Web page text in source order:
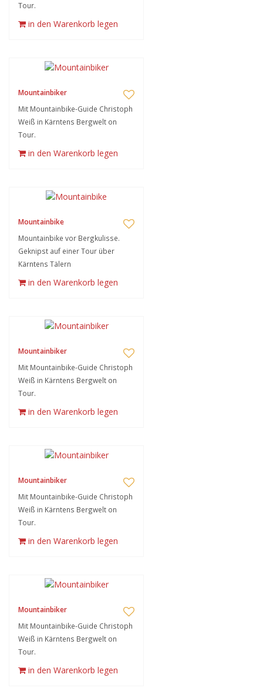
Tour.
in den Warenkorb legen
Mountainbiker
Mit Mountainbike-Guide Christoph
Weiß in Kärntens Bergwelt on
Tour.
in den Warenkorb legen
Mountainbike
Mountainbike vor Bergkulisse.
Geknipst auf einer Tour über
Kärntens Tälern
in den Warenkorb legen
Mountainbiker
Mit Mountainbike-Guide Christoph
Weiß in Kärntens Bergwelt on
Tour.
in den Warenkorb legen
Mountainbiker
Mit Mountainbike-Guide Christoph
Weiß in Kärntens Bergwelt on
Tour.
in den Warenkorb legen
Mountainbiker
Mit Mountainbike-Guide Christoph
Weiß in Kärntens Bergwelt on
Tour.
in den Warenkorb legen